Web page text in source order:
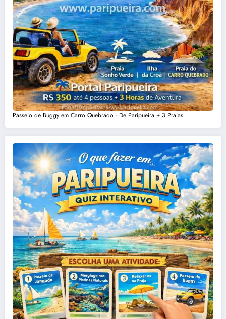
Passeio de Buggy em Carro Quebrado - De Paripueira + 3 Praias